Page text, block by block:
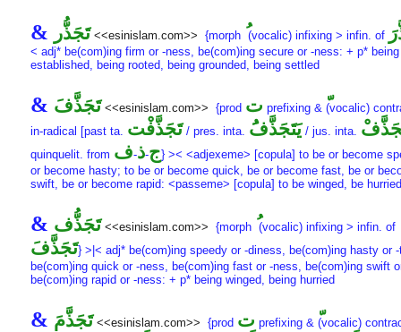
& تَجَذُّر <<esinislam.com>> {morph (vocalic) infixing > infin. of
< adj* be(com)ing firm or -ness, be(com)ing secure or -ness: + p* being
established, being rooted, being grounded, being settled
& تَجَذَّفَ <<esinislam.com>> {prod ت prefixing & (vocalic)
in-radical [past ta. تَجَذَّفْت/ pres. inta. يَتَجَذَّفَُ / jus. inta.
quinquelit. from ج-ذ-ف
} >< <adjexeme> [copula] to be or become
or become hasty; to be or become quick, be or become fast, be or
swift, be or become rapid: <passeme> [copula] to be winged, be hurried
& تَجَذُّف <<esinislam.com>> {morph (vocalic) infixing > infin. of
تَجَذَّفَ} >|< adj* be(com)ing speedy or -diness, be(com)ing hasty or
be(com)ing quick or -ness, be(com)ing fast or -ness, be(com)ing swift
be(com)ing rapid or -ness: + p* being winged, being hurried
& تَجَذَّمَ <<esinislam.com>> {prod ت prefixing & (vocalic)